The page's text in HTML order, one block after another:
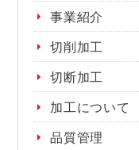
事業紹介
切削加工
切断加工
加工について
品質管理